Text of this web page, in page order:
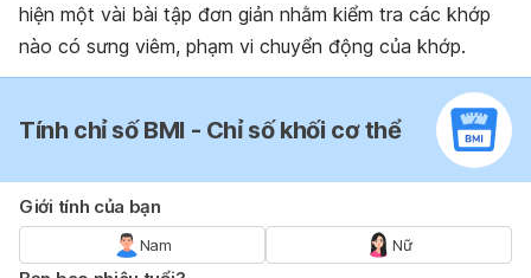
hiện một vài bài tập đơn giản nhằm kiểm tra các khớp
nào có sưng viêm, phạm vi chuyển động của khớp.
Tính chỉ số BMI - Chỉ số khối cơ thể
Giới tính của bạn
Nam Nữ